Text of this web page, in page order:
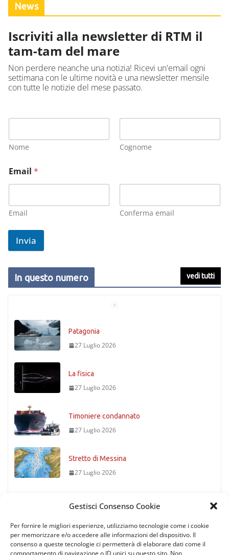
Gestisci Consenso Cookie
Per fornire le migliori esperienze, utilizziamo tecnologie come i cookie
per memorizzare e/o accedere alle informazioni del dispositivo. Il
consenso a queste tecnologie ci permetterà di elaborare dati come il
comportamento di navigazione o ID unici su questo sito. Non
News
Iscriviti alla newsletter di RTM il
tam-tam del mare
Non perdere neanche una notizia! Ricevi un'email ogni
settimana con le ultime novità e una newsletter mensile
con tutte le notizie del mese passato.
Nome Cognome
Email *
Email Conferma email
Invia
In questo numero vedi tutti
Patagonia
27 Luglio 2026
La fisica
27 Luglio 2026
Timoniere condannato
27 Luglio 2026
Stretto di Messina
27 Luglio 2026
27 Luglio 2026